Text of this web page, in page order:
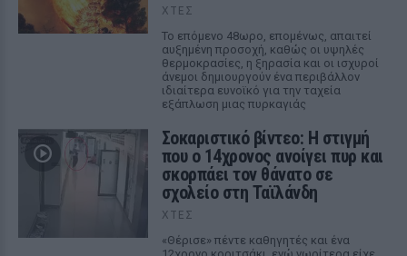
ΧΤΕΣ
Το επόμενο 48ωρο, επομένως, απαιτεί
αυξημένη προσοχή, καθώς οι υψηλές
θερμοκρασίες, η ξηρασία και οι ισχυροί
άνεμοι δημιουργούν ένα περιβάλλον
ιδιαίτερα ευνοϊκό για την ταχεία
εξάπλωση μιας πυρκαγιάς
Σοκαριστικό βίντεο: Η στιγμή
που ο 14χρονος ανοίγει πυρ και
σκορπάει τον θάνατο σε
σχολείο στη Ταϊλάνδη
ΧΤΕΣ
«Θέρισε» πέντε καθηγητές και ένα